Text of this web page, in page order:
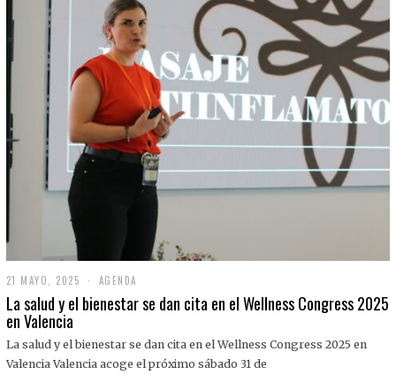
21 MAYO, 2025
1
M
O
,
AGENDA
La salud y el bienestar se dan cita en el Wellness Congress 2025
en Valencia
La salud y el bienestar se dan cita en el Wellness Congress 2025 en
Valencia Valencia acoge el próximo sábado 31 de